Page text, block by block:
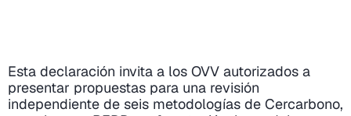
Esta declaración invita a los OVV autorizados a
presentar propuestas para una revisión
independiente de seis metodologías de Cercarbono,